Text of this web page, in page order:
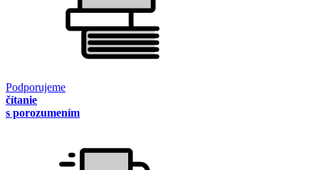
Podporujeme
čítanie
s porozumením